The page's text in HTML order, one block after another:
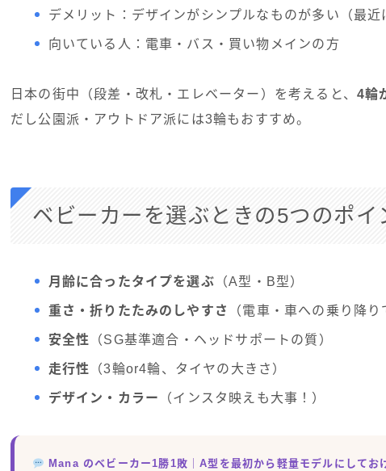
デメリット：デザインがシンプルなものが多い（最近
向いている人：電車・バス・買い物メインの方
日本の街中（段差・改札・エレベーター）を考えると、4輪
だし公園派・アウトドア派には3輪もおすすめ。
ベビーカーを選ぶときの5つのポイ
月齢に合ったタイプを選ぶ （A型・B型）
重さ・折りたたみのしやすさ （電車・車への乗り降り
安全性 （SG基準適合・ヘッドサポートの質）
走行性 （3輪or4輪、タイヤの大きさ）
デザイン・カラー （インスタ映えも大事！）
Mana のベビーカー1勝1敗｜A型を最初から軽量モデルにしてお